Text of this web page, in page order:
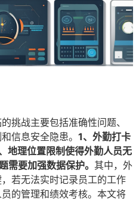
挑战主要包括准确性问题、
信息安全隐患。 1、外勤打卡
地理位置限制使得外勤人员无
需要加强数据保护。 其中，外
若无法实时记录员工的工作
的管理和绩效考核。本文将